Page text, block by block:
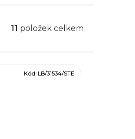
11 položek celkem
Kód: LB/31534/STE